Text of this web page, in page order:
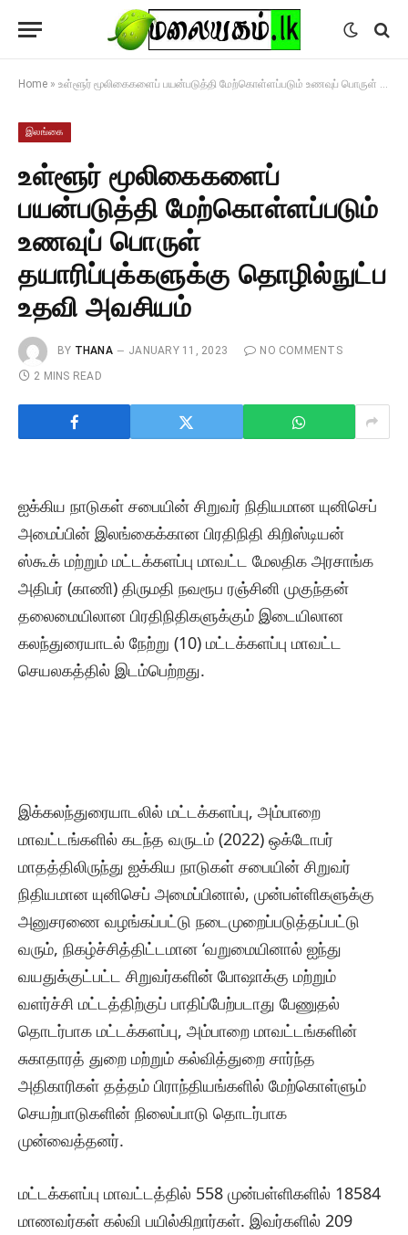
Home » உள்ளூர் மூலிகைகளைப் பயன்படுத்தி மேற்கொள்ளப்படும் உணவுப் பொருள் தயாரிப்புக்களுக்கு தொழில்நுட்ப உதவி அவசியம்
இலங்கை
உள்ளூர் மூலிகைகளைப்
பயன்படுத்தி மேற்கொள்ளப்படும்
உணவுப் பொருள்
தயாரிப்புக்களுக்கு தொழில்நுட்ப
உதவி அவசியம்
BY THANA JANUARY 11, 2023
NO COMMENTS
2 MINS READ
ஐக்கிய நாடுகள் சபையின் சிறுவர் நிதியமான யுனிசெப்
அமைப்பின் இலங்கைக்கான பிரதிநிதி கிறிஸ்டியன்
ஸ்கூக் மற்றும் மட்டக்களப்பு மாவட்ட மேலதிக அரசாங்க
அதிபர் (காணி) திருமதி நவரூப ரஞ்சினி முகுந்தன்
தலைமையிலான பிரதிநிதிகளுக்கும் இடையிலான
கலந்துரையாடல் நேற்று (10) மட்டக்களப்பு மாவட்ட
செயலகத்தில் இடம்பெற்றது.
இக்கலந்துரையாடலில் மட்டக்களப்பு, அம்பாறை
மாவட்டங்களில் கடந்த வருடம் (2022) ஒக்டோபர்
மாதத்திலிருந்து ஐக்கிய நாடுகள் சபையின் சிறுவர்
நிதியமான யுனிசெப் அமைப்பினால், முன்பள்ளிகளுக்கு
அனுசரணை வழங்கப்பட்டு நடைமுறைப்படுத்தப்பட்டு
வரும், நிகழ்ச்சித்திட்டமான ‘வறுமையினால் ஐந்து
வயதுக்குட்பட்ட சிறுவர்களின் போஷாக்கு மற்றும்
வளர்ச்சி மட்டத்திற்குப் பாதிப்பேற்படாது பேணுதல்
தொடர்பாக மட்டக்களப்பு, அம்பாறை மாவட்டங்களின்
சுகாதாரத் துறை மற்றும் கல்வித்துறை சார்ந்த
அதிகாரிகள் தத்தம் பிராந்தியங்களில் மேற்கொள்ளும்
செயற்பாடுகளின் நிலைப்பாடு தொடர்பாக
முன்வைத்தனர்.
மட்டக்களப்பு மாவட்டத்தில் 558 முன்பள்ளிகளில் 18584
மாணவர்கள் கல்வி பயில்கிறார்கள். இவர்களில் 209